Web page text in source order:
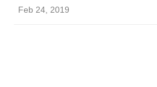
Feb 24, 2019